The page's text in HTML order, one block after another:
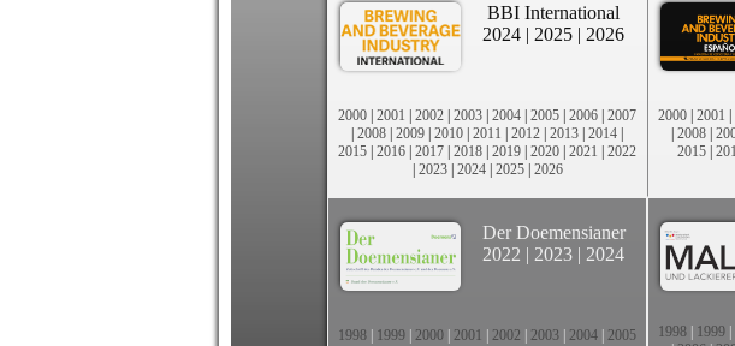
BBI International
2024 | 2025 | 2026
2000 | 2001 | 2002 | 2003 | 2004 | 2005 | 2006 | 2007
| 2008 | 2009 | 2010 | 2011 | 2012 | 2013 | 2014 |
2015 | 2016 | 2017 | 2018 | 2019 | 2020 | 2021 | 2022
| 2023| 2024| 2025| 2026
2000 | 2001 |
| 2008 |
2015 |
Der Doemensianer
2022 | 2023 | 2024
1998 1999 2000 2001 2002 2003 2004 2005
1998 1999